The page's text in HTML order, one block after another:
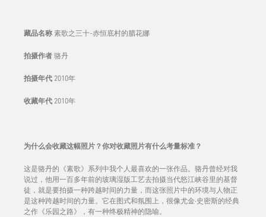
藏品名称 素歌之三十-赤恒底村的腊花娜
拍摄作者 骆丹
拍摄年代 2010年
收藏年代 2010年
为什么会收藏这幅照片？你对收藏照片有什么考量标准？
这是骆丹的《素歌》系列中我个人最喜欢的一张作品。骆丹曾经对我
说过，他用一百多年前的玻璃湿版工艺去拍摄当代怒江峡谷里的基督
徒，就是要拍摄一种跨越时间的力量，而这张照片中的环境与人物正
是这种跨越时间的力量。它在图式和氛围上，很像尤金·史密斯的经典
之作《乐园之路》，有一种终极精神的隐喻。